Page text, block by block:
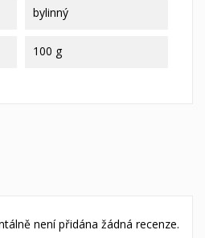
bylinný
100 g
není přidána žádná recenze.